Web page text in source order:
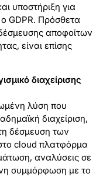
υποστήριξη για
GDPR. Πρόσθετα
αποφοίτων
είναι επίσης
διαχείρισης
λύση που
διαχείριση,
δέσμευση των
cloud πλατφόρμα
αναλύσεις σε
συμμόρφωση με το